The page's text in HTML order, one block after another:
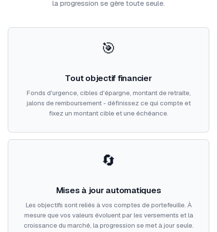
la progression se gère toute seule.
🎯
Tout objectif financier
Fonds d'urgence, cibles d'épargne, montant de retraite,
jalons de remboursement - définissez ce qui compte et
fixez un montant cible et une échéance.
🔄
Mises à jour automatiques
Les objectifs sont reliés à vos comptes de portefeuille. À
mesure que vos valeurs évoluent par les versements et la
croissance du marché, la progression se met à jour seule.